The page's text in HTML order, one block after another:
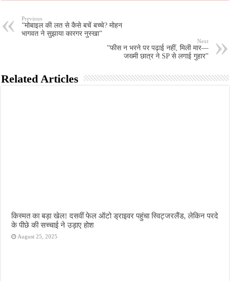
Previous
”मोबाइल की लत से कैसे बचें बच्चे? मोहन
भागवत ने सुझाया कारगर नुस्खा”
Next
”फीस न भरने पर पढ़ाई नहीं, मिली मार—
जख्मी छात्र ने SP से लगाई गुहार”
Related Articles
किस्मत का बड़ा खेल! दसवीं फेल ऑटो ड्राइवर पहुंचा स्विट्जरलैंड, लेकिन परदे
के पीछे की सच्चाई ने उड़ाए होश
August 25, 2025